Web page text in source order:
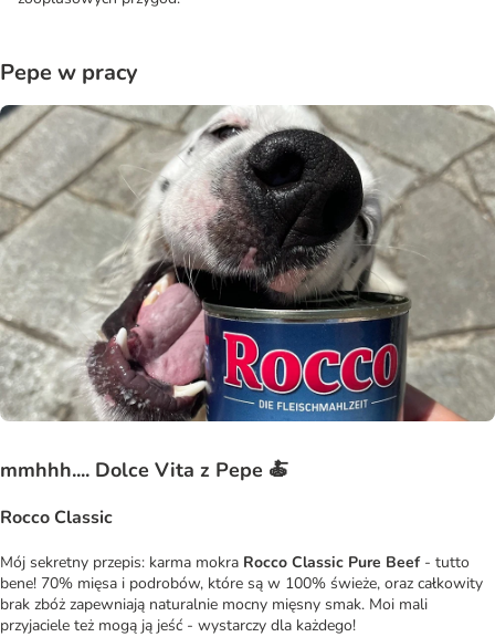
Pepe w pracy
mmhhh.... Dolce Vita z Pepe 🍝
Rocco Classic
Mój sekretny przepis: karma mokra Rocco Classic Pure Beef- tutto
bene! 70% mięsa i podrobów, które są w 100% świeże, oraz całkowity
brak zbóż zapewniają naturalnie mocny mięsny smak. Moi mali
przyjaciele też mogą ją jeść - wystarczy dla każdego!